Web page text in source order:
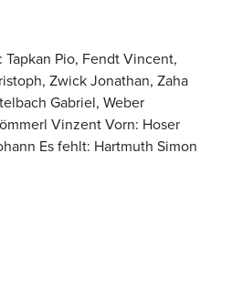
Pio, Fendt Vincent,
Zwick Jonathan, Zaha
Gabriel, Weber
Vinzent Vorn: Hoser
Es fehlt: Hartmuth Simon